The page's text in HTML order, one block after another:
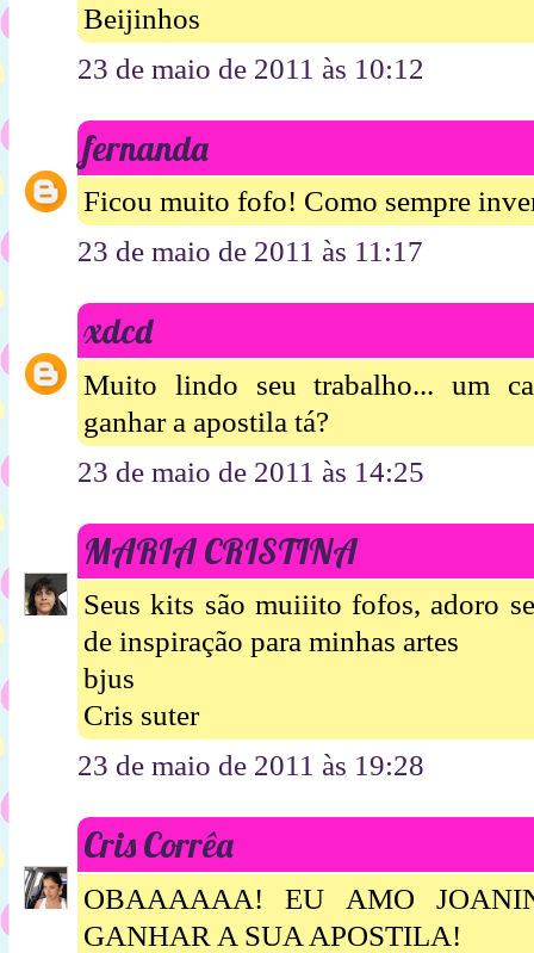
Beijinhos
23 de maio de 2011 às 10:12
fernanda
Ficou muito fofo! Como sempre
23 de maio de 2011 às 11:17
xdcd
Muito lindo seu trabalho... um
ganhar a apostila tá?
23 de maio de 2011 às 14:25
MARIA CRISTINA
Seus kits são muiiito fofos, adoro
de inspiração para minhas artes
bjus
Cris suter
23 de maio de 2011 às 19:28
Cris Corrêa
OBAAAAAA! EU AMO
GANHAR A SUA APOSTILA!